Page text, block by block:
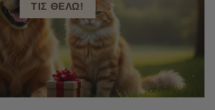
ΤΙΣ ΘΕΛΩ!